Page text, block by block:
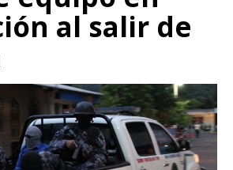
al salir de